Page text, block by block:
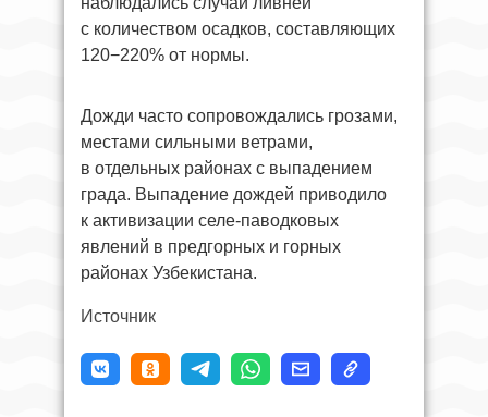
с количеством осадков, составляющих
120−220% от нормы.
Дожди часто сопровождались грозами,
местами сильными ветрами,
в отдельных районах с выпадением
града. Выпадение дождей приводило
к активизации селе-паводковых
явлений в предгорных и горных
районах Узбекистана.
Источник